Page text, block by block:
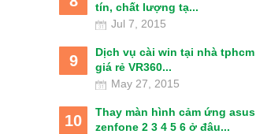
tín, chất lượng tạ...
Jul 7, 2015
9
Dịch vụ cài win tại nhà tphcm
giá rẻ VR360...
May 27, 2015
10
Thay màn hình cảm ứng asus
zenfone 2 3 4 5 6 ở đâu...